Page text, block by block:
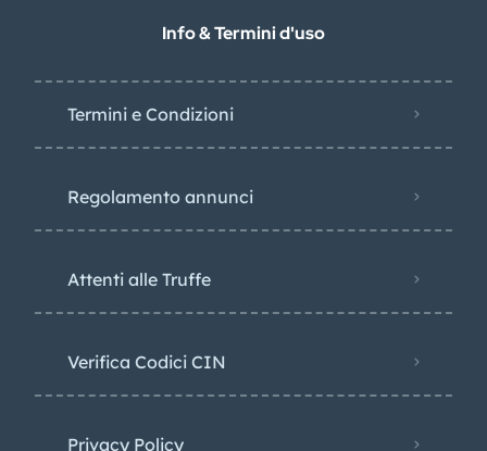
Info & Termini d'uso
Termini e Condizioni
Regolamento annunci
Attenti alle Truffe
Verifica Codici CIN
Privacy Policy​